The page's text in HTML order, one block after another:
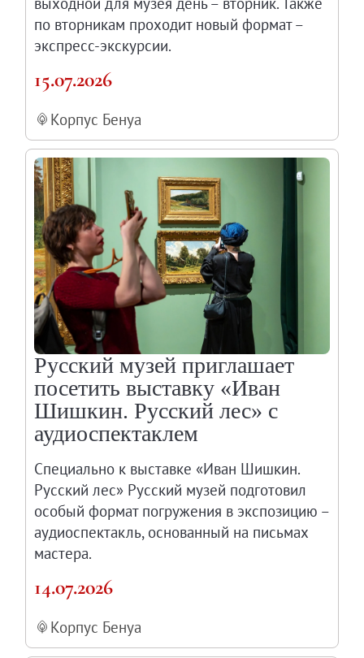
по вторникам проходит новый формат –
экспресс-экскурсии.
15.07.2026
Корпус Бенуа
Русский музей приглашает
посетить выставку «Иван
Шишкин. Русский лес» с
аудиоспектаклем
Специально к выставке «Иван Шишкин.
Русский лес» Русский музей подготовил
особый формат погружения в экспозицию –
аудиоспектакль, основанный на письмах
мастера.
14.07.2026
Корпус Бенуа